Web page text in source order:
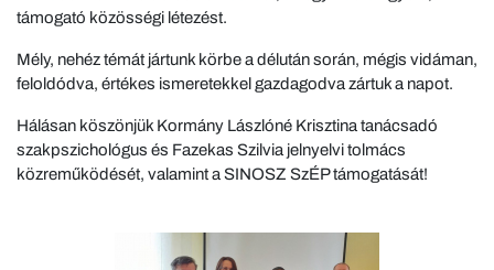
támogató közösségi létezést.
Mély, nehéz témát jártunk körbe a délután során, mégis vidáman,
feloldódva, értékes ismeretekkel gazdagodva zártuk a napot.
Hálásan köszönjük Kormány Lászlóné Krisztina tanácsadó
szakpszichológus és Fazekas Szilvia jelnyelvi tolmács
közreműködését, valamint a SINOSZ SzÉP támogatását!